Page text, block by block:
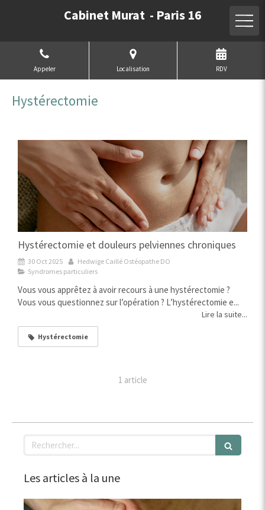
Cabinet Murat - Paris 16
Appeler Localisation RDV
Hystérectomie
Hystérectomie et douleurs pelviennes chroniques
30 Oct 2025
Hedwige Caillé Ostéopathe DO
Syndromes particuliers
Vous vous apprêtez à avoir recours à une hystérectomie ?
Vous vous questionnez sur l’opération ? L’hystérectomie e...
Lire la suite...
Hystérectomie
1 article
Rechercher
Les articles à la une